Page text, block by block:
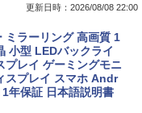
証｜MS Office 2024
ートパソコン Windo
ペック Core i5 第7世
量 HDD 500GB テン
搭載 CD DVD 再生可
ノートパソコン 中古
更新日時：2026/08/08 22:00
ミラーリング 高画質 1
小型 LEDバックライ
プレイ ゲーミングモニ
スプレイ スマホ Andr
年保証 日本語説明書